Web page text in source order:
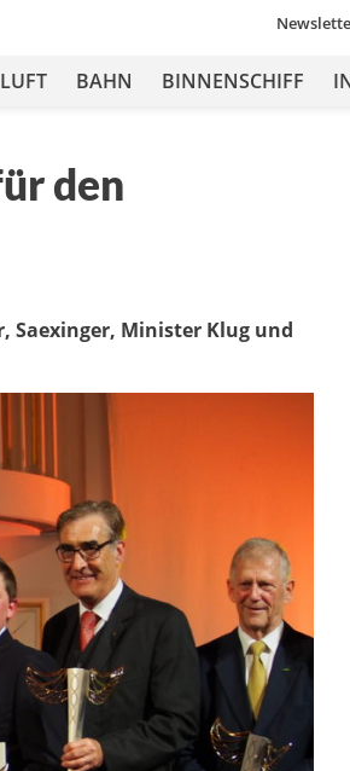
LUFT BAHN BINNENSCHIFF
den
Saexinger, Minister Klug und